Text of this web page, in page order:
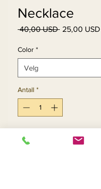
Necklace
40,00 USD Vanlig
25,00 USD
Color *
Antall *
Legg til i